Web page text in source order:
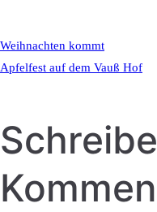
Weihnachten kommt
Apfelfest auf dem Vauß Hof